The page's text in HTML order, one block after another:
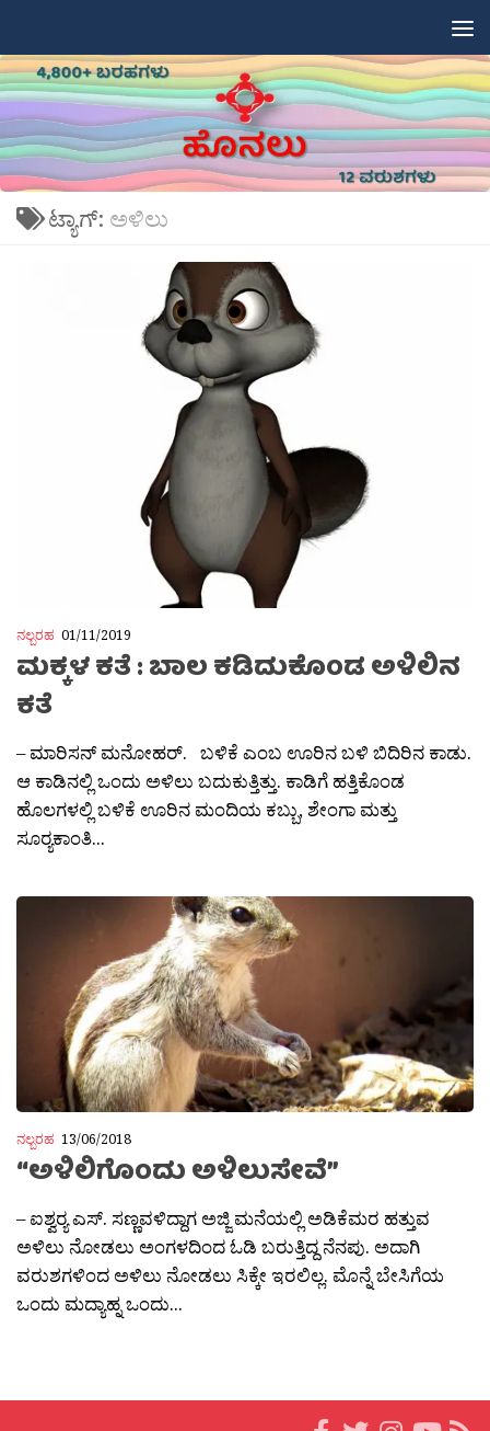
ಟ್ಯಾಗ್: ಅಳಿಲು
ನಲ್ಬರಹ 01/11/2019
ಮಕ್ಕಳ ಕತೆ : ಬಾಲ‌ ಕಡಿದುಕೊಂಡ ಅಳಿಲಿನ
ಕತೆ
– ಮಾರಿಸನ್ ಮನೋಹರ್. ಬಳಿಕೆ ಎಂಬ ಊರಿನ ಬಳಿ ಬಿದಿರಿನ ಕಾಡು.
ಆ ಕಾಡಿನಲ್ಲಿ ಒಂದು ಅಳಿಲು ಬದುಕುತ್ತಿತ್ತು. ಕಾಡಿಗೆ ಹತ್ತಿಕೊಂಡ
ಹೊಲಗಳಲ್ಲಿ ಬಳಿಕೆ ಊರಿನ ಮಂದಿಯ ಕಬ್ಬು, ಶೇಂಗಾ ಮತ್ತು
ಸೂರ‍್ಯಕಾಂತಿ...
ನಲ್ಬರಹ 13/06/2018
“ಅಳಿಲಿಗೊಂದು ಅಳಿಲುಸೇವೆ”
– ಐಶ್ವರ‍್ಯ ಎಸ್. ಸಣ್ಣವಳಿದ್ದಾಗ ಅಜ್ಜಿ ಮನೆಯಲ್ಲಿ ಅಡಿಕೆಮರ ಹತ್ತುವ
ಅಳಿಲು ನೋಡಲು ಅಂಗಳದಿಂದ ಓಡಿ ಬರುತ್ತಿದ್ದ ನೆನಪು. ಅದಾಗಿ
ವರುಶಗಳಿಂದ ಅಳಿಲು ನೋಡಲು ಸಿಕ್ಕೇ ಇರಲಿಲ್ಲ. ಮೊನ್ನೆ ಬೇಸಿಗೆಯ
ಒಂದು ಮದ್ಯಾಹ್ನ ಒಂದು...